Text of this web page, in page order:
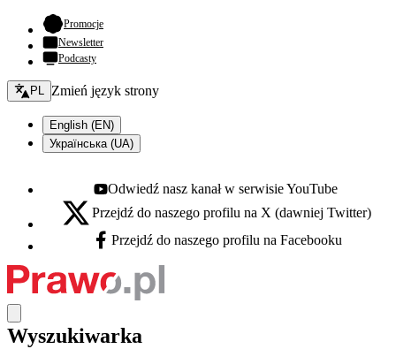
Promocje- otwiera się w nowej karcie
Newsletter
Podcasty
Zmień język - bieżący:
PL Zmień język strony
English (EN)
Українська (UA)
Youtube - otwiera się w nowej karcie
Odwiedź nasz kanał w serwisie YouTube
X - otwiera się w nowej karcie
Przejdź do naszego profilu na X (dawniej Twitter)
Facebook - otwiera się w nowej karcie
Przejdź do naszego profilu na Facebooku
Wyszukiwarka